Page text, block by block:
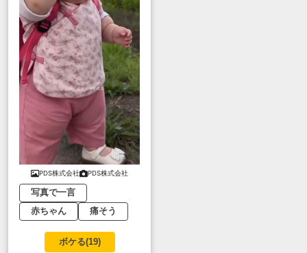
PDS株式会社 PDS株式会社
写真で一言
赤ちゃん
痛そう
ボケる(19)